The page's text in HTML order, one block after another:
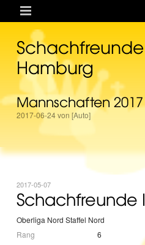

AKTUELLES
RESSOURCEN
VEREIN
MANNSCHAFTEN
TURNIERE
MAGAZIN
TERMINE
Schachfreunde
Hamburg
Mannschaften 2017
2017-06-24 von [Auto]
2017-05-07
Schachfreunde I
Oberliga Nord Staffel Nord
Rang
6